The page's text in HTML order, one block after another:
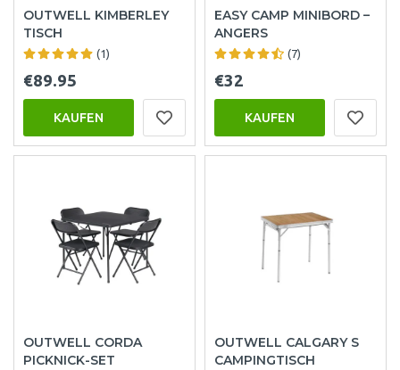
OUTWELL KIMBERLEY
TISCH
(1)
€89.95
KAUFEN
EASY CAMP MINIBORD –
ANGERS
(7)
€32
KAUFEN
OUTWELL CORDA
PICKNICK-SET
OUTWELL CALGARY S
CAMPINGTISCH